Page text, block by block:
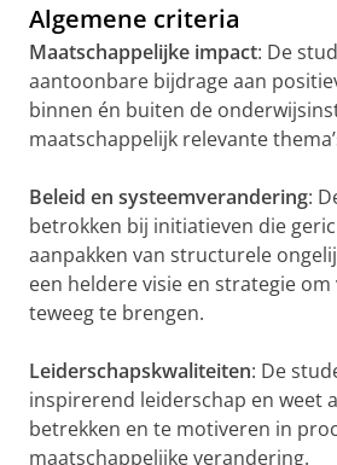
Algemene criteria
Maatschappelijke impact: De
aantoonbare bijdrage aan
binnen én buiten de
maatschappelijk relevante
Beleid en systeemverandering:
betrokken bij initiatieven die
aanpakken van structurele
een heldere visie en strategie
teweeg te brengen.
Leiderschapskwaliteiten: De
inspirerend leiderschap en weet
betrekken en te motiveren in
maatschappelijke verandering.